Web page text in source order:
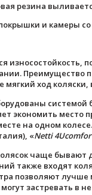
резина
и камеры
износостойкость,
Преимущество
ход
экономить место
на одном
«Netti4U
чаще
также входят
позволяют
застревать в